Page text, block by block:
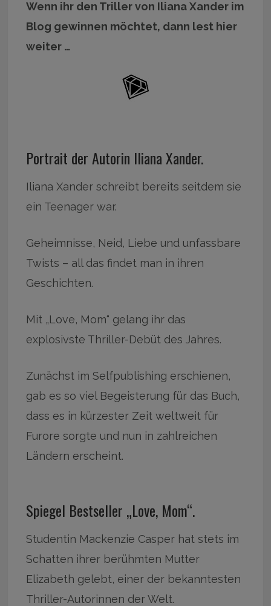
Wenn ihr den Triller von Iliana Xander im
Blog gewinnen möchtet, dann lest hier
weiter …
Portrait der Autorin Iliana Xander.
Iliana Xander schreibt bereits seitdem sie
ein Teenager war.
Geheimnisse, Neid, Liebe und unfassbare
Twists – all das findet man in ihren
Geschichten.
Mit „Love, Mom“ gelang ihr das
explosivste Thriller-Debüt des Jahres.
Zunächst im Selfpublishing erschienen,
gab es so viel Begeisterung für das Buch,
dass es in kürzester Zeit weltweit für
Furore sorgte und nun in zahlreichen
Ländern erscheint.
Spiegel Bestseller „Love, Mom“.
Studentin Mackenzie Casper hat stets im
Schatten ihrer berühmten Mutter
Elizabeth gelebt, einer der bekanntesten
Thriller-Autorinnen der Welt.